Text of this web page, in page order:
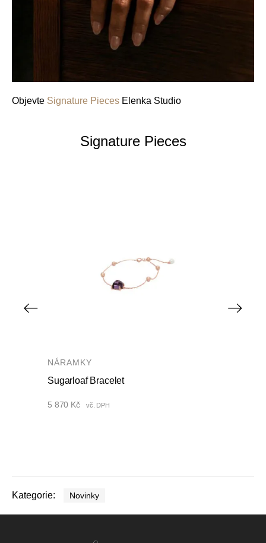
Objevte Signature Pieces Elenka Studio
Signature Pieces
NÁRAMKY
Sugarloaf Bracelet
5 870 Kč vč. DPH
Kategorie: Novinky